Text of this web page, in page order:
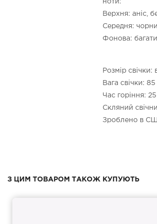
ноти:
Верхня: аніс,
Середня:
Фонова:
Розмір свічки:
Вага свічки:
Час горіння:
Скляний
Зроблено в
З ЦИМ ТОВАРОМ ТАКОЖ КУПУЮТЬ